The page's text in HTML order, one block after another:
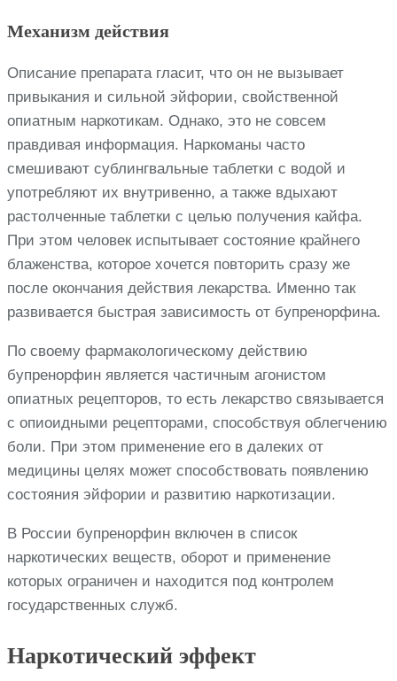
Механизм действия
Описание препарата гласит, что он не вызывает
привыкания и сильной эйфории, свойственной
опиатным наркотикам. Однако, это не совсем
правдивая информация. Наркоманы часто
смешивают сублингвальные таблетки с водой и
употребляют их внутривенно, а также вдыхают
растолченные таблетки с целью получения кайфа.
При этом человек испытывает состояние крайнего
блаженства, которое хочется повторить сразу же
после окончания действия лекарства. Именно так
развивается быстрая зависимость от бупренорфина.
По своему фармакологическому действию
бупренорфин является частичным агонистом
опиатных рецепторов, то есть лекарство связывается
с опиоидными рецепторами, способствуя облегчению
боли. При этом применение его в далеких от
медицины целях может способствовать появлению
состояния эйфории и развитию наркотизации.
В России бупренорфин включен в список
наркотических веществ, оборот и применение
которых ограничен и находится под контролем
государственных служб.
Наркотический эффект